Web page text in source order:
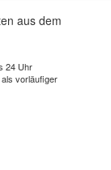
aus dem
24 Uhr
vorläufiger